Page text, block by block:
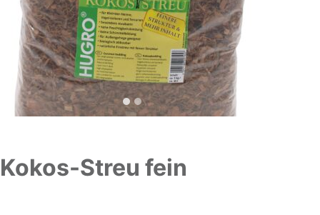
Kokos-Streu fein